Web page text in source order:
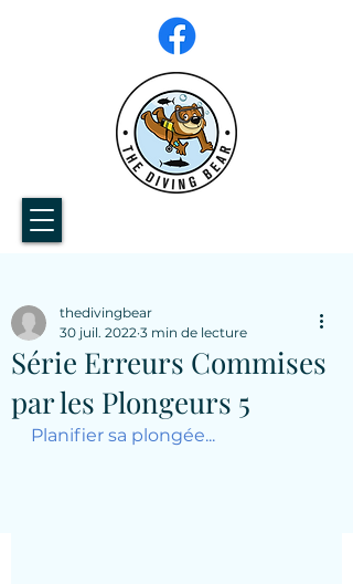
Série Erreurs Commises
par les Plongeurs 5
thedivingbear
30 juil. 2022 3 min de lecture
Planifier sa plongée...